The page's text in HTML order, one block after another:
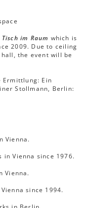
Tisch im Raum which is
2009. Due to ceiling
the event will be
Ermittlung: Ein
Stollmann, Berlin:
Vienna.
in Vienna since 1976.
Vienna.
since 1994.